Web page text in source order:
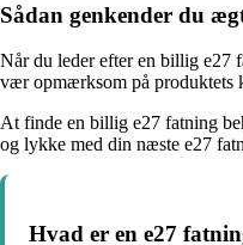
Sådan genkender du
Når du leder efter en billig e27
vær opmærksom på produktets
At finde en billig e27 fatning
og lykke med din næste e27
Hvad er en e27